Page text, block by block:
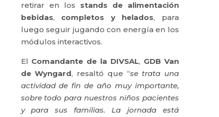
retirar en los stands de alimentación
bebidas, completos y helados, para
luego seguir jugando con energía en los
módulos interactivos.
El Comandante de la DIVSAL, GDB Van
de Wyngard, resaltó que “se trata una
actividad de fin de año muy importante,
sobre todo para nuestros niños pacientes
y para sus familias. La jornada está